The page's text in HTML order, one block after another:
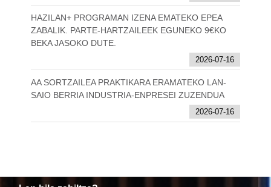
HAZILAN+ PROGRAMAN IZENA EMATEKO EPEA
ZABALIK. PARTE-HARTZAILEEK EGUNEKO 9€KO
BEKA JASOKO DUTE.
2026-07-16
AA SORTZAILEA PRAKTIKARA ERAMATEKO LAN-
SAIO BERRIA INDUSTRIA-ENPRESEI ZUZENDUA
2026-07-16